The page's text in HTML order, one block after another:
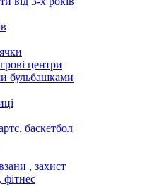
центри
бульбашками
баскетбол
, захист